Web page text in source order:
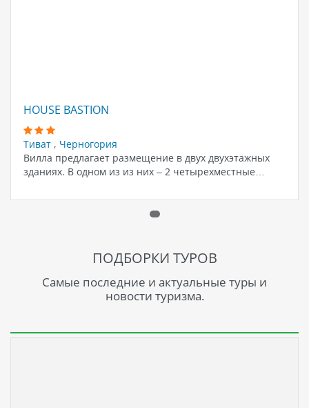
HOUSE BASTION
Тиват , Черногория
Вилла предлагает размещение в двух двухэтажных
зданиях. В одном из из них – 2 четырехместные…
ПОДБОРКИ ТУРОВ
Самые последние и актуальные туры и
новости туризма.